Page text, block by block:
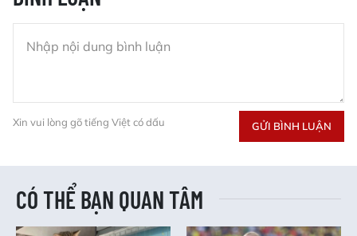
Xin vui lòng gõ tiếng Việt có dấu GỬI BÌNH LUẬN
CÓ THỂ BẠN QUAN TÂM